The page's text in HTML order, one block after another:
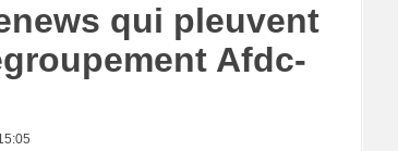
qui pleuvent
Afdc-